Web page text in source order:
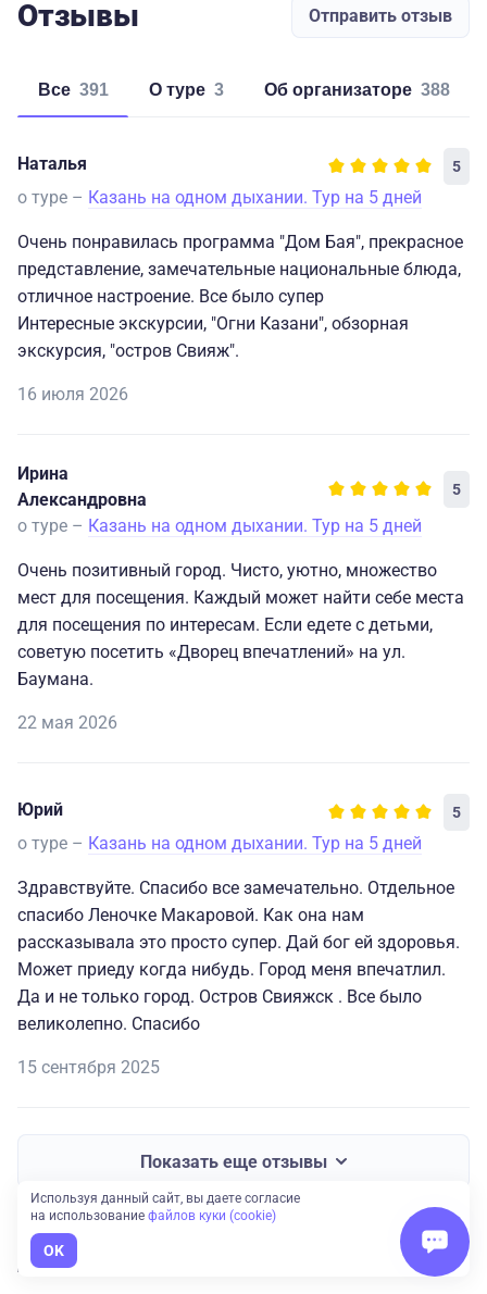
Отзывы Отправить отзыв
Все 391 о туре 3 об организаторе 388
Наталья 5
о туре – Казань на одном дыхании. Тур на 5 дней
Очень понравилась программа "Дом Бая", прекрасное
представление, замечательные национальные блюда,
отличное настроение. Все было супер
Интересные экскурсии, "Огни Казани", обзорная
экскурсия, "остров Свияж".
16 июля 2026
Ирина
Александровна
5
о туре – Казань на одном дыхании. Тур на 5 дней
Очень позитивный город. Чисто, уютно, множество
мест для посещения. Каждый может найти себе места
для посещения по интересам. Если едете с детьми,
советую посетить «Дворец впечатлений» на ул.
Баумана.
22 мая 2026
Юрий 5
о туре – Казань на одном дыхании. Тур на 5 дней
Здравствуйте. Спасибо все замечательно. Отдельное
спасибо Леночке Макаровой. Как она нам
рассказывала это просто супер. Дай бог ей здоровья.
Может приеду когда нибудь. Город меня впечатлил.
Да и не только город. Остров Свияжск . Все было
великолепно. Спасибо
15 сентября 2025
Показать еще отзывы
Даты тура
Используя данный сайт, вы даете согласие
на использование файлов куки (cookie)
OK